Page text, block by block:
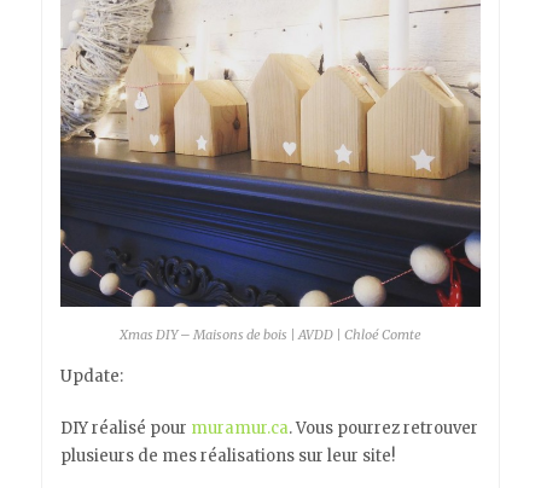
Xmas DIY – Maisons de bois | AVDD | Chloé Comte
Update:
DIY réalisé pour muramur.ca. Vous pourrez retrouver
plusieurs de mes réalisations sur leur site!